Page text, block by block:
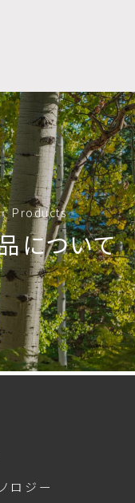
Products
について
ロジー